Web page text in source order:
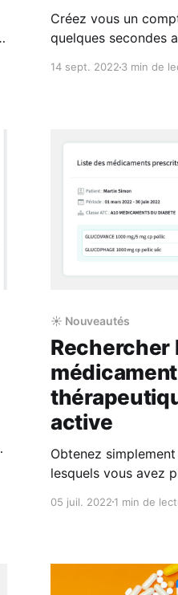
Créez vous un
quelques secondes
14 sept. 20223 min de
☀️ Nouveautés
Rechercher
active
Obtenez
lesquels vous avez
(classification ATC)
et choisissez
recherchez par
05 juil. 20221 min de